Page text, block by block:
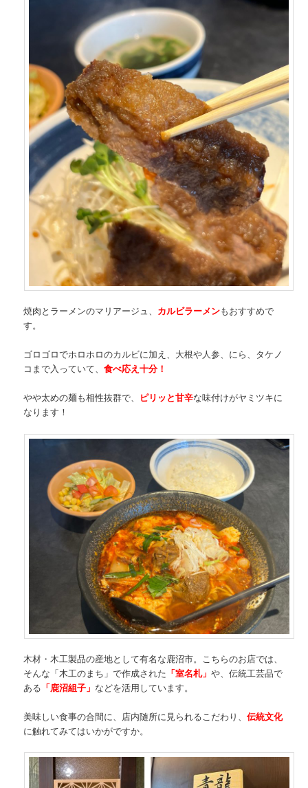
焼肉とラーメンのマリアージュ、 カルビラーメンもおすすめで
す。
ゴロゴロでホロホロのカルビに加え、大根や人参、にら、タケノ
コまで入っていて、食べ応え十分！
やや太めの麺も相性抜群で、 ピリッと甘辛な味付けがヤミツキに
なります！
木材・木工製品の産地として有名な鹿沼市。こちらのお店では、
そんな「木工のまち」で作成された 「室名札」や、伝統工芸品で
ある 「鹿沼組子」 などを活用しています。
美味しい食事の合間に、店内随所に見られるこだわり、伝統文化
に触れてみてはいかがですか。